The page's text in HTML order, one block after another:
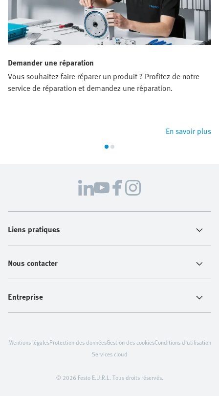
Demander une réparation
Vous souhaitez faire réparer un produit ? Profitez de notre
service de réparation et demandez une réparation.
En savoir plus
Liens pratiques
Nous contacter
Entreprise
© 2026 Festo E.U.R.L. Tous droits réservés.
Mentions légalesProtection des donnéesGestion des cookiesConditions d'utilisation
Services cloud